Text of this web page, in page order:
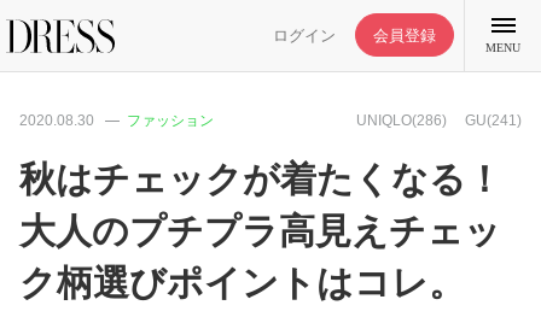
ログイン 会員登録
MENU
特集記事
DRESS部活
2020.08.30 ファッション UNIQLO(286) GU(241)
秋はチェックが着たくなる！
大人のプチプラ高見えチェッ
ク柄選びポイントはコレ。